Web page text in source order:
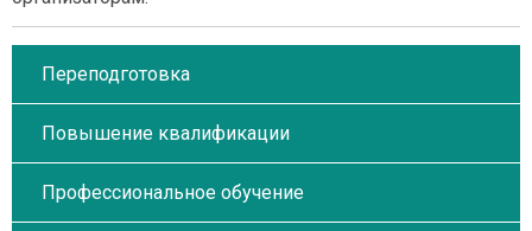
Переподготовка
Повышение квалификации
Профессиональное обучение